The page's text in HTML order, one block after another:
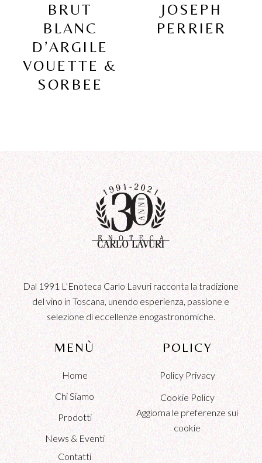
BRUT
BLANC
D’ARGILE
VOUETTE &
SORBEE
JOSEPH
PERRIER
Dal 1991 L’Enoteca Carlo Lavuri racconta la tradizione
del vino in Toscana, unendo esperienza, passione e
selezione di eccellenze enogastronomiche.
MENÙ
Home
Chi Siamo
Prodotti
News & Eventi
Contatti
POLICY
Policy Privacy
Cookie Policy
Aggiorna le preferenze sui
cookie